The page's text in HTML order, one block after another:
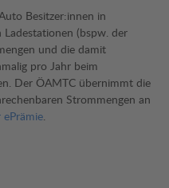
Besitzer:innen in
(bspw. der
und die damit
pro Jahr beim
Der ÖAMTC übernimmt die
Strommengen an
.